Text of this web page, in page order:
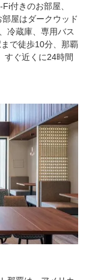
付きのお部屋、
屋はダークウッド
冷蔵庫、専用バス
で徒歩10分、那覇
すぐ近くに24時間